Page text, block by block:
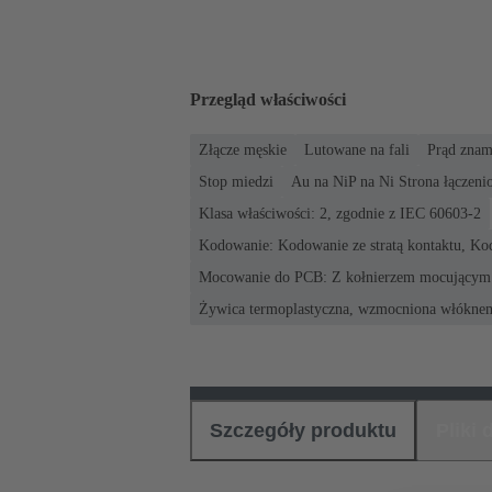
Przegląd właściwości
Złącze męskie Lutowane na fali Prąd
Stop miedzi
Au na NiP na Ni Strona
Klasa właściwości: 2, zgodnie z IEC 60603-2
Kodowanie: Kodowanie ze stratą kontaktu,
Mocowanie do PCB: Z kołnierzem mocującym
Żywica termoplastyczna, wzmocniona
Szczegóły produktu